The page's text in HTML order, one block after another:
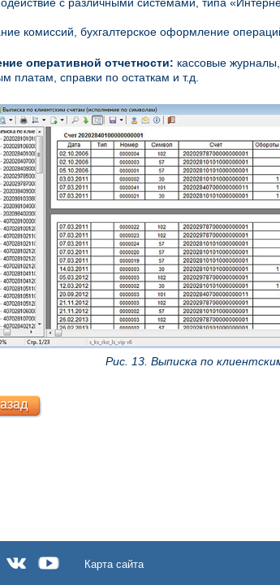
комиссий, бухгалтерское оформление
оперативной отчетности: кассовые
платам, справки по остаткам и т.д.
Рис. 13. Выписка по
Карта сайта